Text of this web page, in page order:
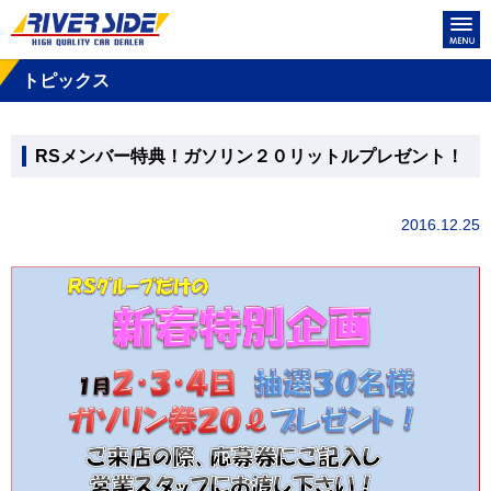
トピックス
RSメンバー特典！ガソリン２０リットルプレゼント！
2016.12.25